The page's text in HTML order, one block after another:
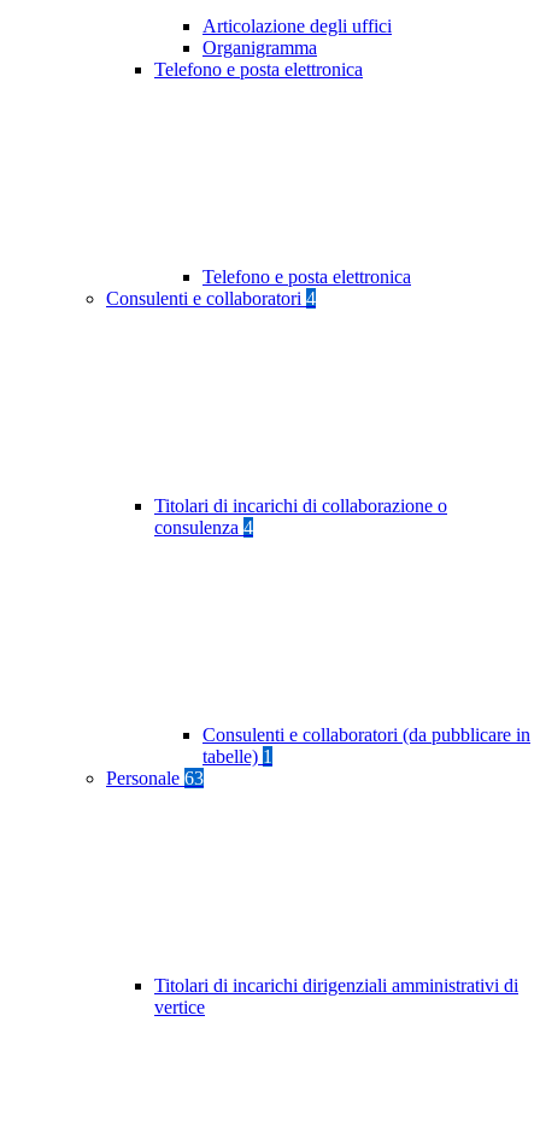
Articolazione degli uffici
Organigramma
Telefono e posta elettronica
Telefono e posta elettronica
Consulenti e collaboratori 4
Titolari di incarichi di collaborazione o
consulenza 4
Consulenti e collaboratori (da pubblicare in
tabelle) 1
Personale 63
Titolari di incarichi dirigenziali amministrativi di
vertice